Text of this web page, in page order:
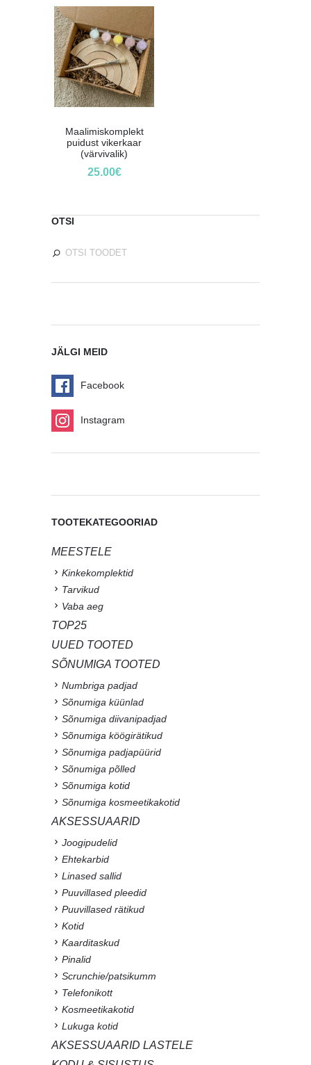
Maalimiskomplekt
puidust vikerkaar
(värvivalik)
25.00€
OTSI
JÄLGI MEID
Facebook
Instagram
TOOTEKATEGOORIAD
MEESTELE
Kinkekomplektid
Tarvikud
Vaba aeg
TOP25
UUED TOOTED
SÕNUMIGA TOOTED
Numbriga padjad
Sõnumiga küünlad
Sõnumiga diivanipadjad
Sõnumiga köögirätikud
Sõnumiga padjapüürid
Sõnumiga põlled
Sõnumiga kotid
Sõnumiga kosmeetikakotid
AKSESSUAARID
Joogipudelid
Ehtekarbid
Linased sallid
Puuvillased pleedid
Puuvillased rätikud
Kotid
Kaarditaskud
Pinalid
Scrunchie/patsikumm
Telefonikott
Kosmeetikakotid
Lukuga kotid
AKSESSUAARID LASTELE